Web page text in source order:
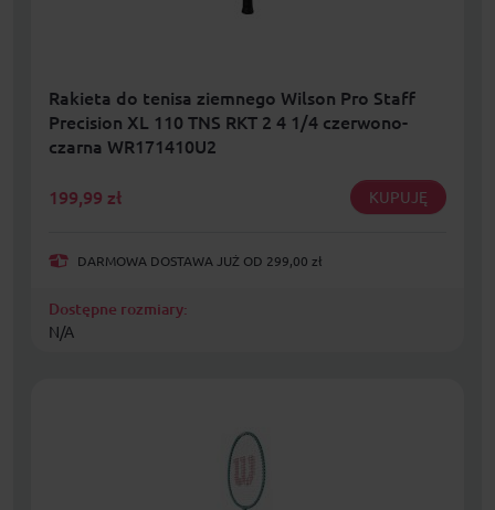
Rakieta do tenisa ziemnego Wilson Pro Staff
Precision XL 110 TNS RKT 2 4 1/4 czerwono-
czarna WR171410U2
199,99 zł KUPUJĘ
DARMOWA DOSTAWA JUŻ OD 299,00 zł
Dostępne rozmiary:
N/A